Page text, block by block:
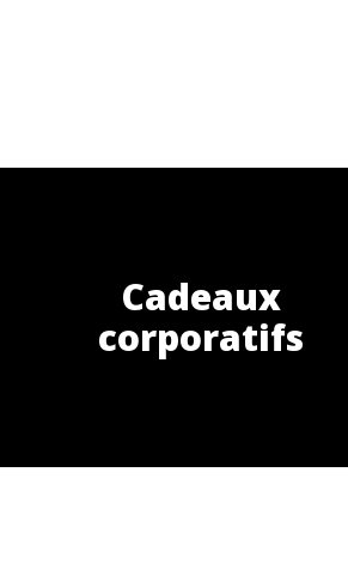
Cadeaux
corporatifs